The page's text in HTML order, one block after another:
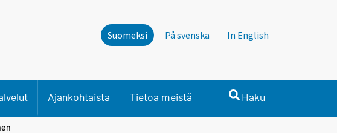
Suomeksi På svenska In English
Ajankohtaista Tietoa meistä Haku